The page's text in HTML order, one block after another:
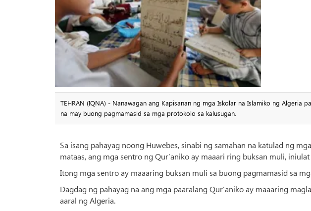
TEHRAN (IQNA) - Nanawagan ang Kapisanan ng mga Iskolar na Islamiko ng Algeria
na may buong pagmamasid sa mga protokolo sa kalusugan.
Sa isang pahayag noong Huwebes, sinabi ng samahan na katulad ng
mataas, ang mga sentro ng Qur’aniko ay maaari ring buksan muli,
Itong mga sentro ay maaaring buksan muli sa buong pagmamasid sa
Dagdag ng pahayag na ang mga paaralang Qur’aniko ay maaaring
aaral ng Algeria.